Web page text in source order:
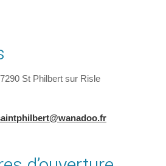
St Philbert sur Risle